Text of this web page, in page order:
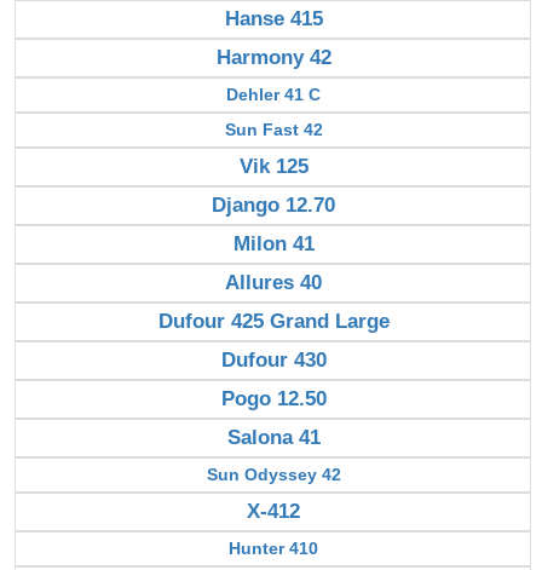
Hanse 415
Harmony 42
Dehler 41 C
Sun Fast 42
Vik 125
Django 12.70
Milon 41
Allures 40
Dufour 425 Grand Large
Dufour 430
Pogo 12.50
Salona 41
Sun Odyssey 42
X-412
Hunter 410